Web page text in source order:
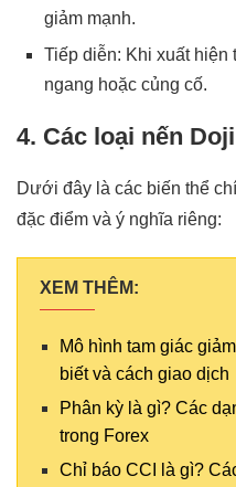
giảm mạnh.
Tiếp diễn: Khi xuất
ngang hoặc củng cố.
4. Các loại nến
Dưới đây là các biến thể
đặc điểm và ý nghĩa riêng:
XEM THÊM:
Mô hình tam giác
biết và cách giao dịch
Phân kỳ là gì? Các
trong Forex
Chỉ báo CCI là gì?